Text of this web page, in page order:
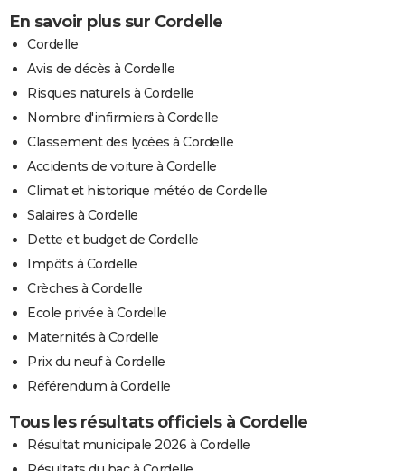
En savoir plus sur Cordelle
Cordelle
Avis de décès à Cordelle
Risques naturels à Cordelle
Nombre d'infirmiers à Cordelle
Classement des lycées à Cordelle
Accidents de voiture à Cordelle
Climat et historique météo de Cordelle
Salaires à Cordelle
Dette et budget de Cordelle
Impôts à Cordelle
Crèches à Cordelle
Ecole privée à Cordelle
Maternités à Cordelle
Prix du neuf à Cordelle
Référendum à Cordelle
Tous les résultats officiels à Cordelle
Résultat municipale 2026 à Cordelle